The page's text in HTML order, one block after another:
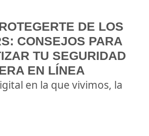
DE LOS
CONSEJOS PARA
TU SEGURIDAD
EN LÍNEA
en la que vivimos, la